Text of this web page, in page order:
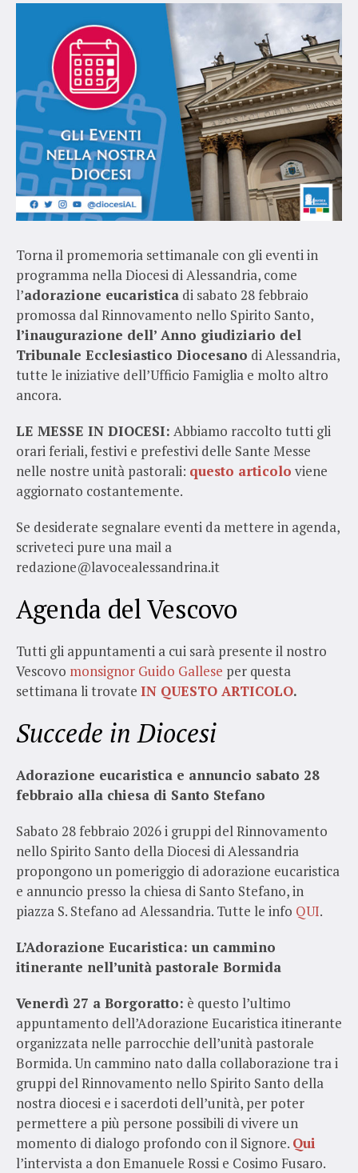
Torna il promemoria settimanale con gli eventi in
programma nella Diocesi di Alessandria, come
l’adorazione eucaristica di sabato 28 febbraio
promossa dal Rinnovamento nello Spirito Santo,
l’inaugurazione dell’ Anno giudiziario del
Tribunale Ecclesiastico Diocesano di Alessandria,
tutte le iniziative dell’Ufficio Famiglia e molto altro
ancora.
LE MESSE IN DIOCESI: Abbiamo raccolto tutti gli
orari feriali, festivi e prefestivi delle Sante Messe
nelle nostre unità pastorali: questo articolo viene
aggiornato costantemente.
Se desiderate segnalare eventi da mettere in agenda,
scriveteci pure una mail a
redazione@lavocealessandrina.it
Agenda del Vescovo
Tutti gli appuntamenti a cui sarà presente il nostro
Vescovo monsignor Guido Gallese per questa
settimana li trovate IN QUESTO ARTICOLO.
Succede in Diocesi
Adorazione eucaristica e annuncio sabato 28
febbraio alla chiesa di Santo Stefano
Sabato 28 febbraio 2026 i gruppi del Rinnovamento
nello Spirito Santo della Diocesi di Alessandria
propongono un pomeriggio di adorazione eucaristica
e annuncio presso la chiesa di Santo Stefano, in
piazza S. Stefano ad Alessandria. Tutte le info QUI.
L’Adorazione Eucaristica: un cammino
itinerante nell’unità pastorale Bormida
Venerdì 27 a Borgoratto: è questo l’ultimo
appuntamento dell’Adorazione Eucaristica itinerante
organizzata nelle parrocchie dell’unità pastorale
Bormida. Un cammino nato dalla collaborazione tra i
gruppi del Rinnovamento nello Spirito Santo della
nostra diocesi e i sacerdoti dell’unità, per poter
permettere a più persone possibili di vivere un
momento di dialogo profondo con il Signore. Qui
l’intervista a don Emanuele Rossi e Cosimo Fusaro.